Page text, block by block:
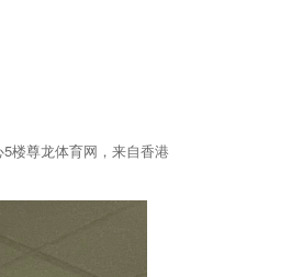
楼尊龙体育网，来自香港